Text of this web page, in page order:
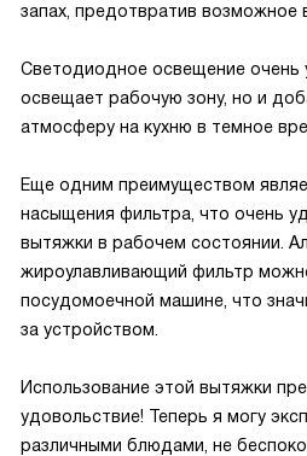
запах, предотвратив возможное
Светодиодное освещение очень
освещает рабочую зону, но и
атмосферу на кухню в темное
Еще одним преимуществом
насыщения фильтра, что очень
вытяжки в рабочем состоянии.
жироулавливающий фильтр
посудомоечной машине, что
за устройством.
Использование этой вытяжки
удовольствие! Теперь я могу
различными блюдами, не